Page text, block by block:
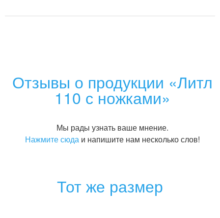
Отзывы о продукции «Литл
110 с ножками»
Мы рады узнать ваше мнение.
Нажмите сюда и напишите нам несколько слов!
Тот же размер